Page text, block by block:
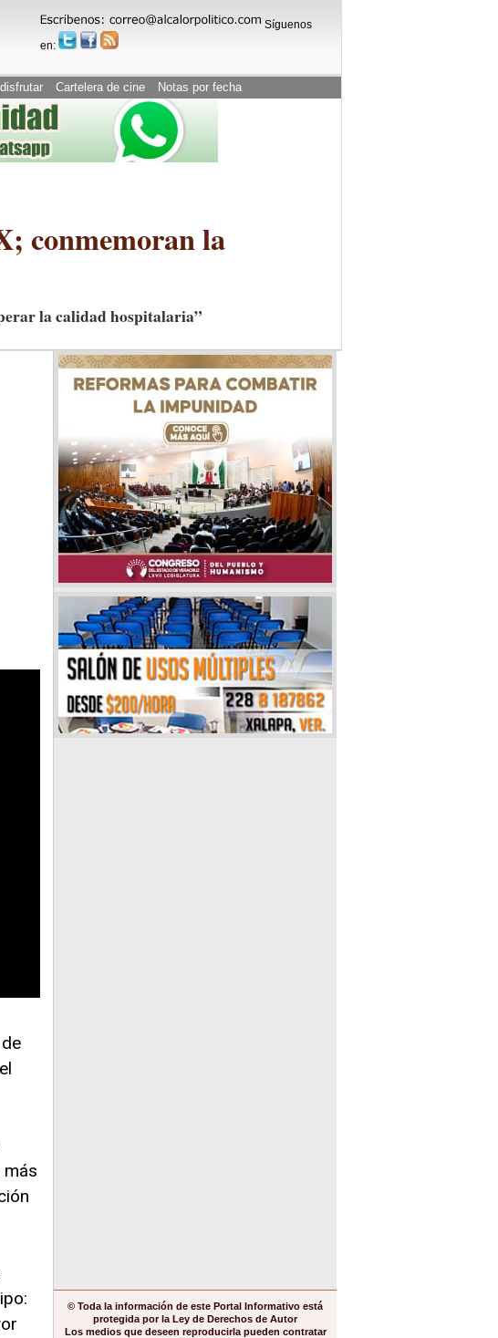
Síguenos
en:
Cartelera de cine Notas por fecha
conmemoran la
la calidad hospitalaria”
más
© Toda la información de este Portal Informativo está
protegida por la Ley de Derechos de Autor
Los medios que deseen reproducirla pueden contratar